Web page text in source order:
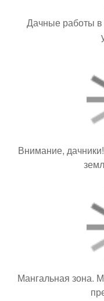
Дачные работы в
Внимание,
Мангальная зона.